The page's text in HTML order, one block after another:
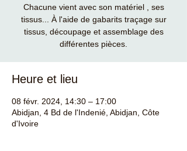
Chacune vient avec son matériel , ses
tissus... À l'aide de gabarits traçage sur
tissus, découpage et assemblage des
différentes pièces.
Heure et lieu
08 févr. 2024, 14:30 – 17:00
Abidjan, 4 Bd de l'Indenié, Abidjan, Côte
d'Ivoire